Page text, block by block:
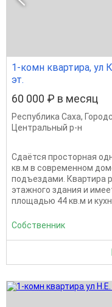
1-комн квартира, ул
эт.
60 000 ₽ в месяц
Республика Саха,
Центральный р-н
Сдаётся просторная
кв.м в современном
подъездами. Квартира
этажного здания и
площадью 44 кв.м и
Собственник